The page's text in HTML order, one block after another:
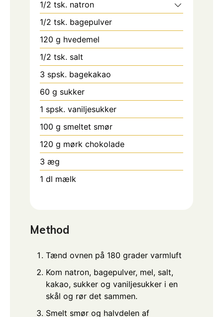
1/2 tsk. natron
1/2 tsk. bagepulver
120 g hvedemel
1/2 tsk. salt
3 spsk. bagekakao
60 g sukker
1 spsk. vaniljesukker
100 g smeltet smør
120 g mørk chokolade
3 æg
1 dl mælk
Method
Tænd ovnen på 180 grader varmluft
Kom natron, bagepulver, mel, salt,
kakao, sukker og vaniljesukker i en
skål og rør det sammen.
Smelt smør og halvdelen af